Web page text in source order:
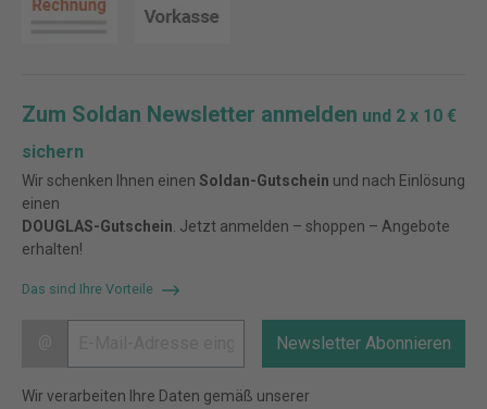
Zum Soldan Newsletter anmelden und 2 x 10 €
sichern
Wir schenken Ihnen einen Soldan-Gutschein und nach Einlösung
einen
DOUGLAS-Gutschein. Jetzt anmelden – shoppen – Angebote
erhalten!
Das sind Ihre Vorteile
Newsletter Abonnieren
Wir verarbeiten Ihre Daten gemäß unserer